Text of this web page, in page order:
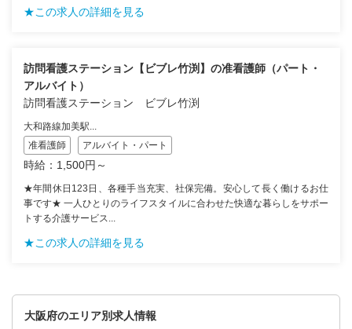
★この求人の詳細を見る
訪問看護ステーション【ビブレ竹渕】の准看護師（パート・
アルバイト）
訪問看護ステーション ビブレ竹渕
大和路線加美駅...
准看護師
アルバイト・パート
時給：1,500円～
★年間休日123日、各種手当充実、社保完備。安心して長く働けるお仕
事です★ 一人ひとりのライフスタイルに合わせた快適な暮らしをサポー
トする介護サービス...
★この求人の詳細を見る
大阪府のエリア別求人情報